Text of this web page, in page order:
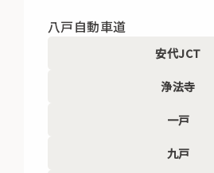
八戸自動車道
安代JCT
浄法寺
一戸
九戸